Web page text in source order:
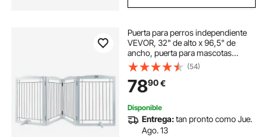
Puerta para perros independiente
VEVOR, 32" de alto x 96,5" de
ancho, puerta para mascotas
independiente, puerta para perros
plegable de 4 paneles para pasillos
anchos y estrechos, barrera para
perros expandible con soporte
silencioso para pies para interiores,
color blanco
(54)
7890€
Disponible
Entrega:tan pronto como Jue.
Ago. 13